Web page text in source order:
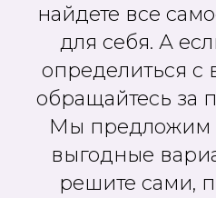
найдете все
для себя. А
определиться с
обращайтесь за
Мы предложим
выгодные
решите сами,